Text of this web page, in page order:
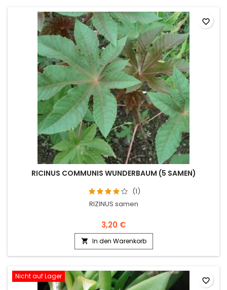
RICINUS COMMUNIS WUNDERBAUM (5 SAMEN)
(1)
RIZINUS samen
3,20 €
 In den Warenkorb
favorite_border
Nicht auf Lager favorite_border